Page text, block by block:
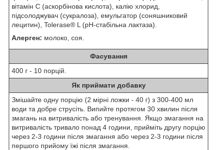
вітамін С (аскорбінова кислота), калію хлорид,
підсолоджувач (сукралоза), емульгатор (соняшниковий
лецитин), Tolerase® L (pH-стабільна лактаза).
Алерген: молоко, соя.
Фасування
400 г - 10 порцій.
Як приймати добавку
Змішайте одну порцію (2 мірні ложки - 40 г) з 300-400 мл
води та добре струсіть. Випийте протягом 30 хвилин після
змагань на витривалість або тренування. Якщо змагання на
витривалість тривало понад 4 години, прийміть другу порцію
через 2-3 години після змагання або через 2-3 години після
першого прийому їжі після змагання.